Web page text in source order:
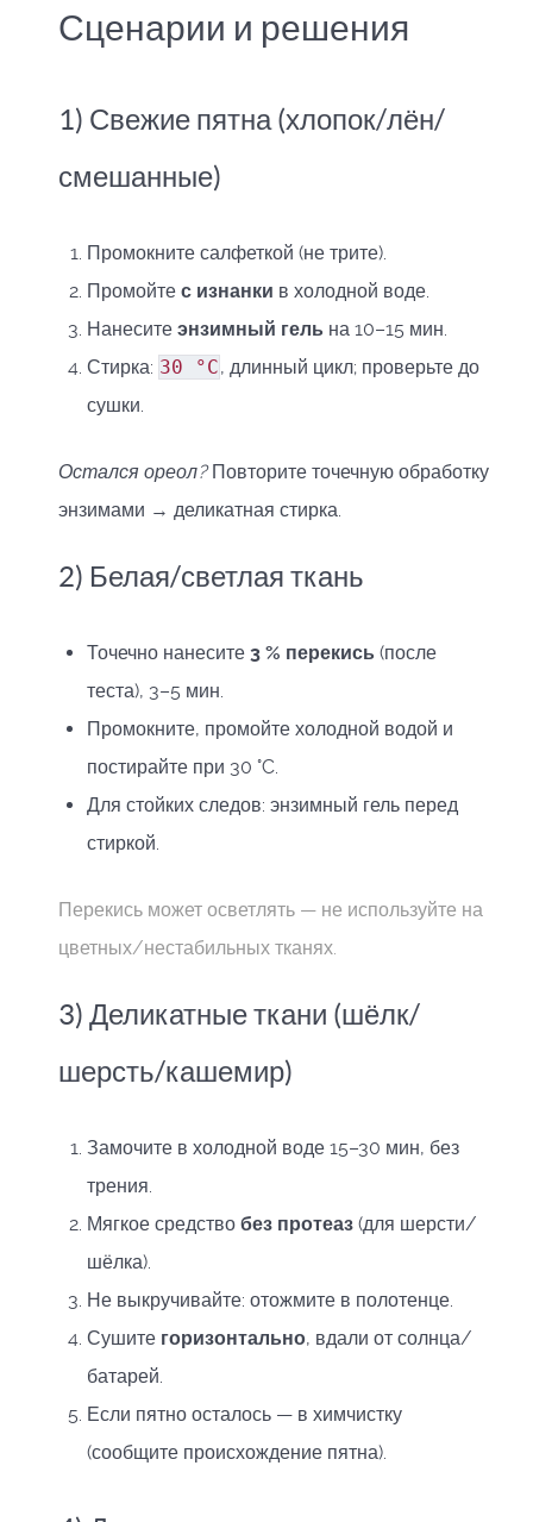
Сценарии и решения
1) Свежие пятна (хлопок/лён/
смешанные)
Промокните салфеткой (не трите).
Промойте с изнанки в холодной воде.
Нанесите энзимный гель на 10–15 мин.
Стирка: 30 °C, длинный цикл; проверьте до
сушки.
Остался ореол?Повторите точечную обработку
энзимами → деликатная стирка.
2) Белая/светлая ткань
Точечно нанесите 3 % перекись (после
теста), 3–5 мин.
Промокните, промойте холодной водой и
постирайте при 30 °C.
Для стойких следов: энзимный гель перед
стиркой.
Перекись может осветлять — не используйте на
цветных/нестабильных тканях.
3) Деликатные ткани (шёлк/
шерсть/кашемир)
Замочите в холодной воде 15–30 мин, без
трения.
Мягкое средство без протеаз (для шерсти/
шёлка).
Не выкручивайте: отожмите в полотенце.
Сушите горизонтально, вдали от солнца/
батарей.
Если пятно осталось — в химчистку
(сообщите происхождение пятна).